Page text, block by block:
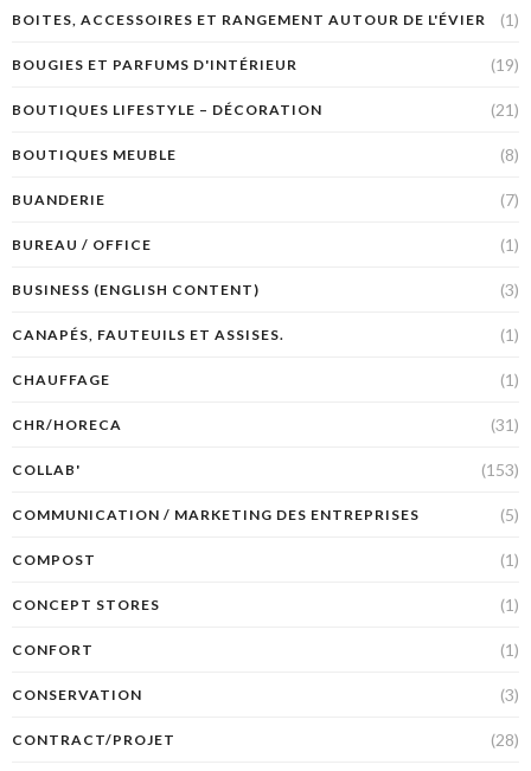
BOITES, ACCESSOIRES ET RANGEMENT AUTOUR DE L'ÉVIER (1)
BOUGIES ET PARFUMS D'INTÉRIEUR (19)
BOUTIQUES LIFESTYLE – DÉCORATION (21)
BOUTIQUES MEUBLE (8)
BUANDERIE (7)
BUREAU / OFFICE (1)
BUSINESS (ENGLISH CONTENT) (3)
CANAPÉS, FAUTEUILS ET ASSISES. (1)
CHAUFFAGE (1)
CHR/HORECA (31)
COLLAB' (153)
COMMUNICATION / MARKETING DES ENTREPRISES (5)
COMPOST (1)
CONCEPT STORES (1)
CONFORT (1)
CONSERVATION (3)
CONTRACT/PROJET (28)